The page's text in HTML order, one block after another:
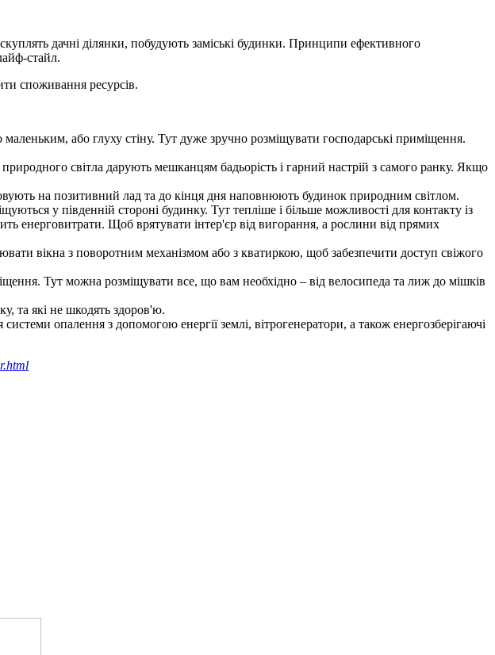
дачні ділянки, побудують заміські будинки. Принципи ефективного
стайл.
споживання ресурсів.
маленьким, або глуху стіну. Тут дуже зручно розміщувати господарські приміщення.
світла дарують мешканцям бадьорість і гарний настрій з самого ранку. Якщо
на позитивний лад та до кінця дня наповнюють будинок природним світлом.
у південній стороні будинку. Тут тепліше і більше можливості для контакту із
енерговитрати. Щоб врятувати інтер'єр від вигорання, а рослини від прямих
вікна з поворотним механізмом або з кватиркою, щоб забезпечити доступ свіжого
Тут можна розміщувати все, що вам необхідно – від велосипеда та лиж до мішків
та які не шкодять здоров'ю.
опалення з допомогою енергії землі, вітрогенератори, а також енергозберігаючі